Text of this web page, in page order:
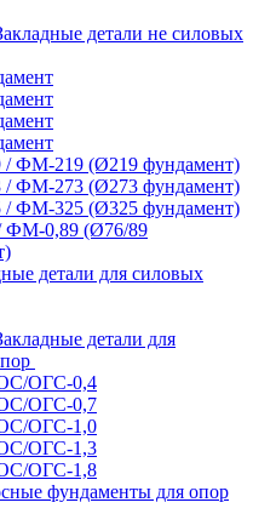
детали не силовых
/ ФМ-219 (Ø219 фундамент)
/ ФМ-273 (Ø273 фундамент)
/ ФМ-325 (Ø325 фундамент)
ФМ-0,89 (Ø76/89
детали для силовых
детали для
ОГС-0,4
ОГС-0,7
ОГС-1,0
ОГС-1,3
ОГС-1,8
фундаменты для опор